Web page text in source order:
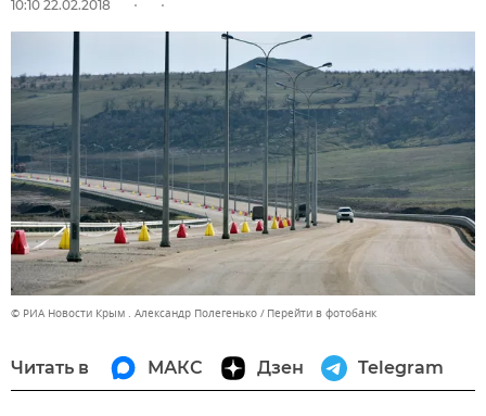
10:10 22.02.2018
© РИА Новости Крым . Александр Полегенько Перейти в фотобанк
Читать в МАКС Дзен Telegram